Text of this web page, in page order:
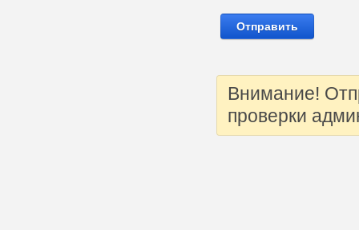
Внимание!
проверки